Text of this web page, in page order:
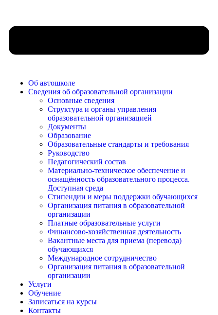
Об автошколе
Сведения об образовательной организации
Основные сведения
Структура и органы управления
образовательной организацией
Документы
Образование
Образовательные стандарты и требования
Руководство
Педагогический состав
Материально-техническое обеспечение и
оснащённость образовательного процесса.
Доступная среда
Стипендии и меры поддержки обучающихся
Организация питания в образовательной
организации
Платные образовательные услуги
Финансово-хозяйственная деятельность
Вакантные места для приема (перевода)
обучающихся
Международное сотрудничество
Организация питания в образовательной
организации
Услуги
Обучение
Записаться на курсы
Контакты